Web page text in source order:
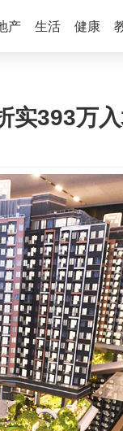
产 生活 健康
实393万